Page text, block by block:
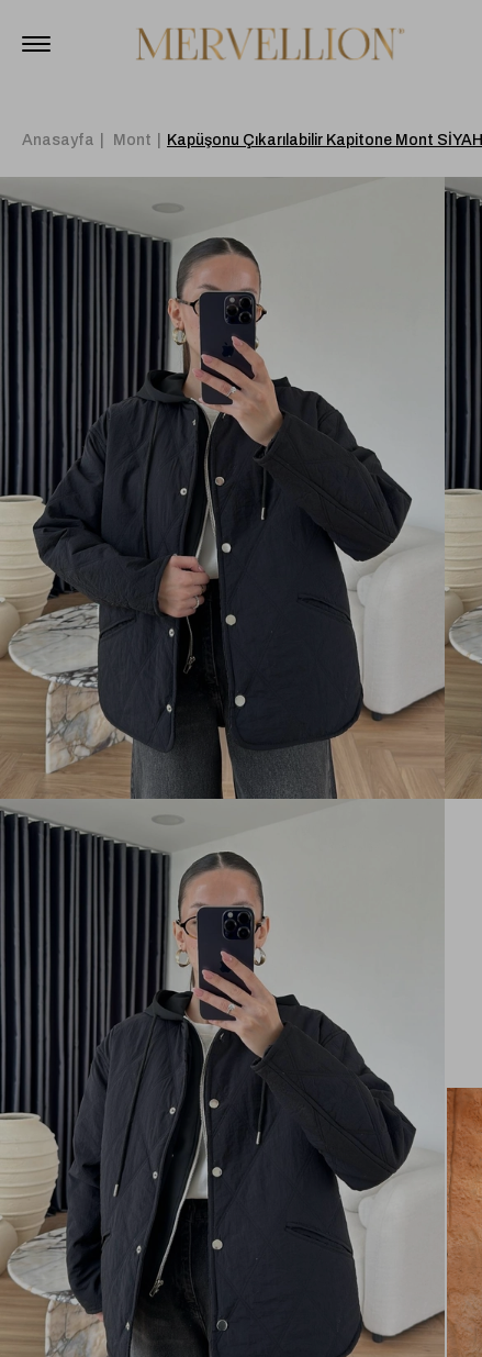
Anasayfa Mont Kapüşonu Çıkarılabilir Kapitone Mont SİYAH